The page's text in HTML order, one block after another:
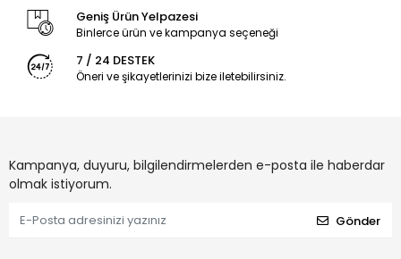
Geniş Ürün Yelpazesi
Binlerce ürün ve kampanya seçeneği
7 / 24 DESTEK
Öneri ve şikayetlerinizi bize iletebilirsiniz.
Kampanya, duyuru, bilgilendirmelerden e-posta ile haberdar
olmak istiyorum.
Gönder